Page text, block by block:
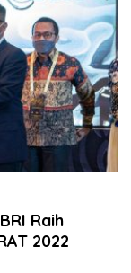
Raih
2022